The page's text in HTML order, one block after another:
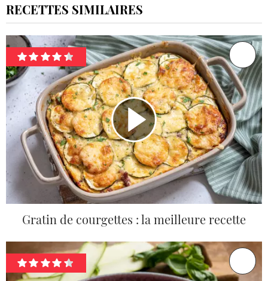
RECETTES SIMILAIRES
Gratin de courgettes : la meilleure recette